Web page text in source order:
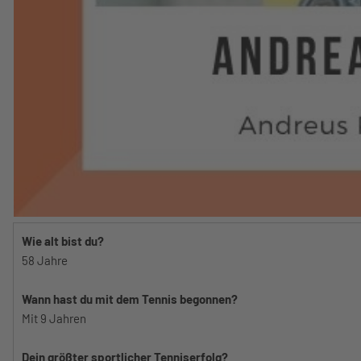
Wie alt bist du?
58 Jahre
Wann hast du mit dem Tennis begonnen?
Mit 9 Jahren
Dein größter sportlicher Tenniserfolg?